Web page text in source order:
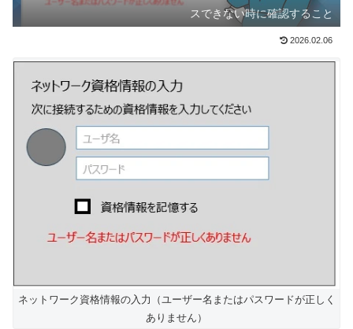
スできない時に確認すること
2026.02.06
ネットワーク資格情報の入力（ユーザー名またはパスワードが正しく
ありません）